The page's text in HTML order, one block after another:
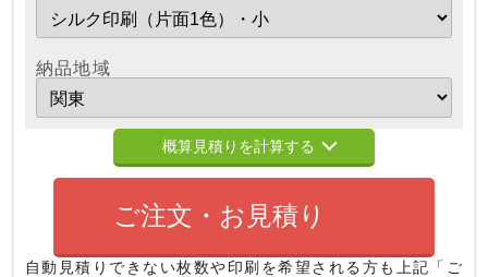
納品地域
概算見積りを計算する
ご注文・お見積り
自動見積りできない枚数や印刷を希望される方も
上記「ご